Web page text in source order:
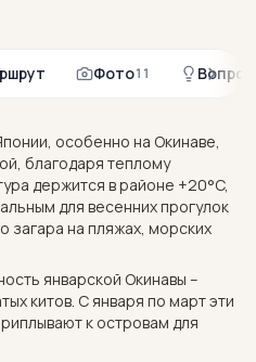
Фото11
особенно на Окинаве,
благодаря теплому
держится в районе +20°C,
для весенних прогулок
загара на пляжах, морских
январской Окинавы –
китов. С января по март эти
к островам для